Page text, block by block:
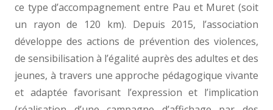
ce type d’accompagnement entre Pau et Muret (soit
un rayon de 120 km). Depuis 2015, l’association
développe des actions de prévention des violences,
de sensibilisation à l’égalité auprès des adultes et des
jeunes, à travers une approche pédagogique vivante
et adaptée favorisant l’expression et l’implication